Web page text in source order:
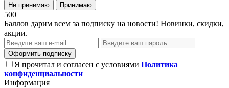
Не принимаю Принимаю
500
Баллов дарим всем за подписку на новости! Новинки, скидки,
акции.
Оформить подписку
Я прочитал и согласен с условиями Политика
конфиденциальности
Информация